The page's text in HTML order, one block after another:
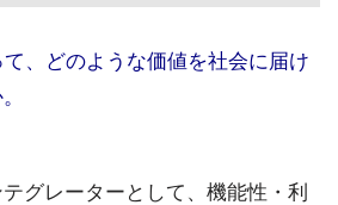
、どのような価値を社会に届け
グレーターとして、機能性・利